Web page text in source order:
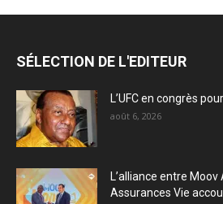
SÉLECTION DE L'EDITEUR
L’UFC en congrès
août 6, 2026
L’alliance entre Moov
Assurances Vie